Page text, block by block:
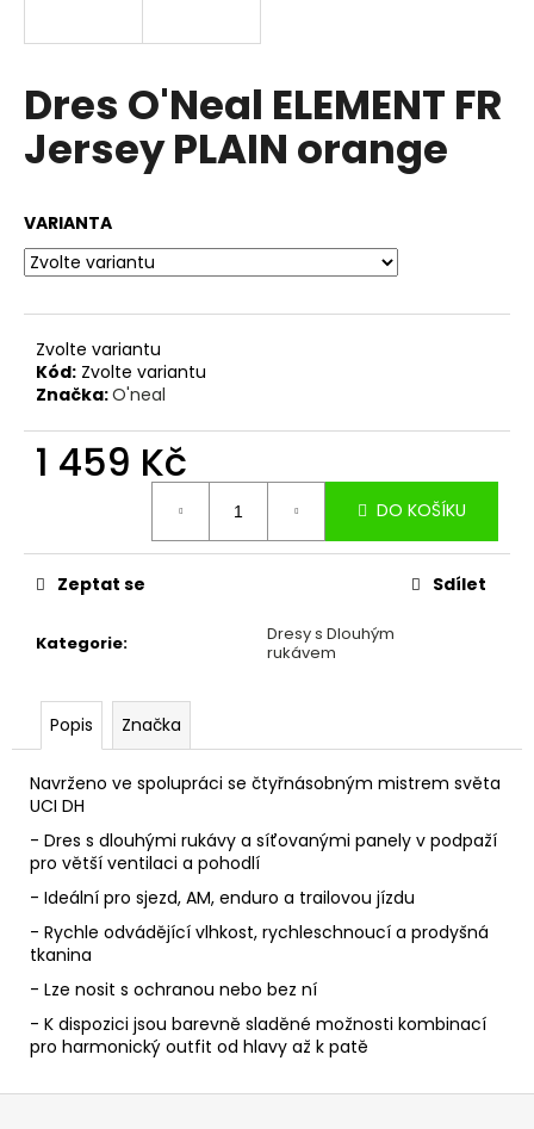
Dres O'Neal ELEMENT FR
Jersey PLAIN orange
VARIANTA
Zvolte variantu
Kód: Zvolte variantu
Značka:O'neal
1 459 Kč
DO KOŠÍKU
Kategorie:
Dresy s Dlouhým
rukávem
Zeptat se Sdílet
Popis Značka
Navrženo ve spolupráci se čtyřnásobným mistrem světa
UCI DH
- Dres s dlouhými rukávy a síťovanými panely v podpaží
pro větší ventilaci a pohodlí
- Ideální pro sjezd, AM, enduro a trailovou jízdu
- Rychle odvádějící vlhkost, rychleschnoucí a prodyšná
tkanina
- Lze nosit s ochranou nebo bez ní
- K dispozici jsou barevně sladěné možnosti kombinací
pro harmonický outfit od hlavy až k patě
í
t
?
HLEDAT
D
o
p
o
u
m
KAZETA
SHIMANO
DEORE
CS-
M6100
12
10-
51Z
689
Kč
Z